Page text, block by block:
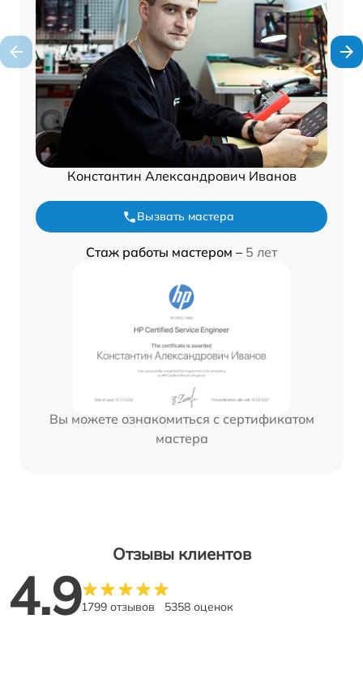
Константин Александрович Иванов
Вызвать мастера
Стаж работы мастером – 5 лет
Вы можете ознакомиться с сертификатом
мастера
Отзывы клиентов
4.91799 отзывов 5358 оценок